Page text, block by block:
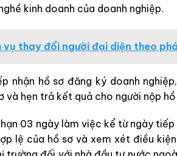
kinh doanh của doanh nghiệp.
vụ thay đổi người đại diện theo
nhận hồ sơ đăng ký doanh
và hẹn trả kết quả cho người nộp hồ
03 ngày làm việc kể từ ngày
lệ của hồ sơ và xem xét điều